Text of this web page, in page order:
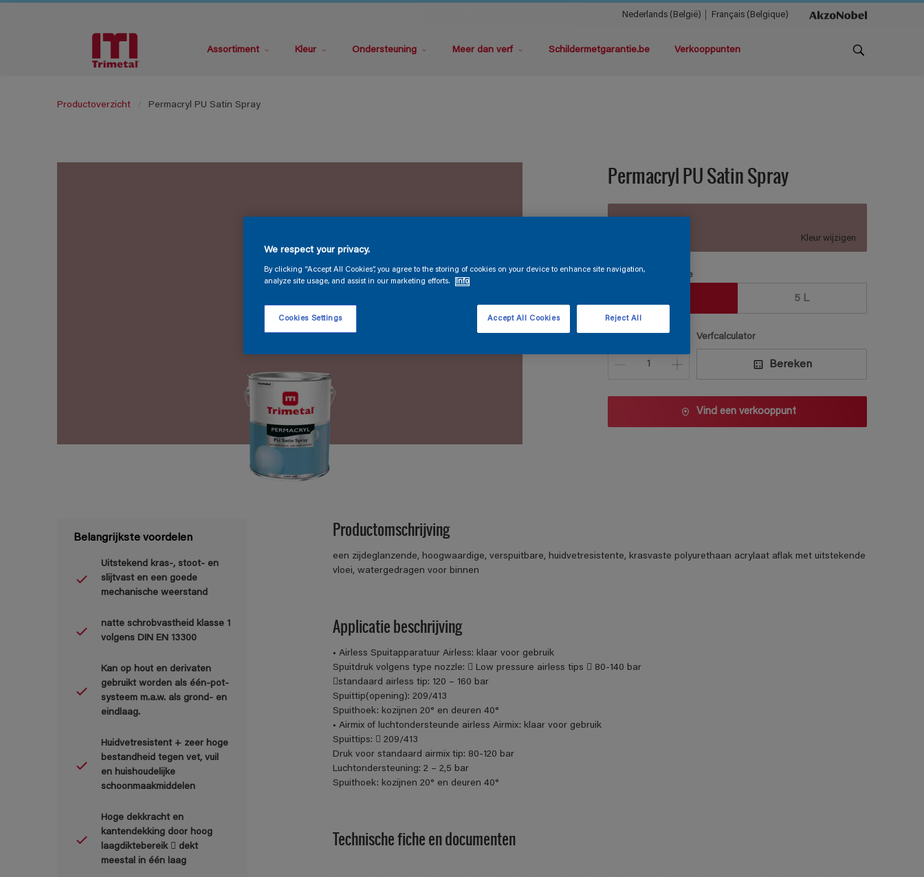
Nederlands (België) Français (Belgique)
Assortiment Kleur Ondersteuning Meer dan verf Schildermetgarantie.be Verkooppunten
Productoverzicht Permacryl PU Satin Spray
Permacryl PU Satin Spray
Kleur wijzigen
Verpakkingsgrootte
5 L
Verfcalculator
Bereken
Vind een verkooppunt
Belangrijkste voordelen
Uitstekend kras-, stoot- en
slijtvast en een goede
mechanische weerstand
natte schrobvastheid klasse 1
volgens DIN EN 13300
Kan op hout en derivaten
gebruikt worden als één-pot-
systeem m.a.w. als grond- en
eindlaag.
Huidvetresistent + zeer hoge
bestandheid tegen vet, vuil
en huishoudelijke
schoonmaakmiddelen
Hoge dekkracht en
kantendekking door hoog
laagdiktebereik  dekt
meestal in één laag
Productomschrijving
een zijdeglanzende, hoogwaardige, verspuitbare, huidvetresistente, krasvaste polyurethaan acrylaat aflak met uitstekende
vloei, watergedragen voor binnen
Applicatie beschrijving
• Airless Spuitapparatuur Airless: klaar voor gebruik
Spuitdruk volgens type nozzle:  Low pressure airless tips  80-140 bar
standaard airless tip: 120 – 160 bar
Spuittip(opening): 209/413
Spuithoek: kozijnen 20° en deuren 40°
• Airmix of luchtondersteunde airless Airmix: klaar voor gebruik
Spuittips:  209/413
Druk voor standaard airmix tip: 80-120 bar
Luchtondersteuning: 2 – 2,5 bar
Spuithoek: kozijnen 20° en deuren 40°
Technische fiche en documenten
We respect your privacy.
By clicking “Accept All Cookies”, you agree to the storing of cookies on your device to enhance site navigation,
analyze site usage, and assist in our marketing efforts.
Info
Cookies Settings Reject All
Accept All Cookies